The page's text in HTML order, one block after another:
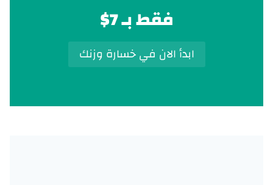
فقط بـ 7$
ابدأ الان في خسارة وزنك